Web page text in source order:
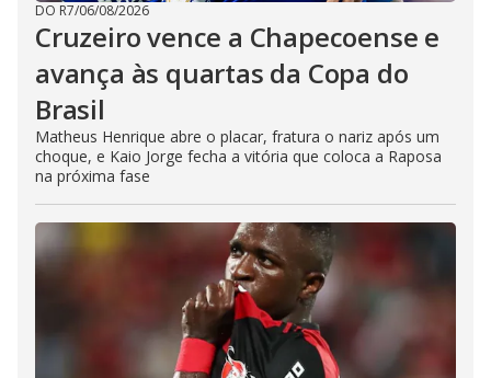
DO R7/06/08/2026
Cruzeiro vence a Chapecoense e
avança às quartas da Copa do
Brasil
Matheus Henrique abre o placar, fratura o nariz após um
choque, e Kaio Jorge fecha a vitória que coloca a Raposa
na próxima fase